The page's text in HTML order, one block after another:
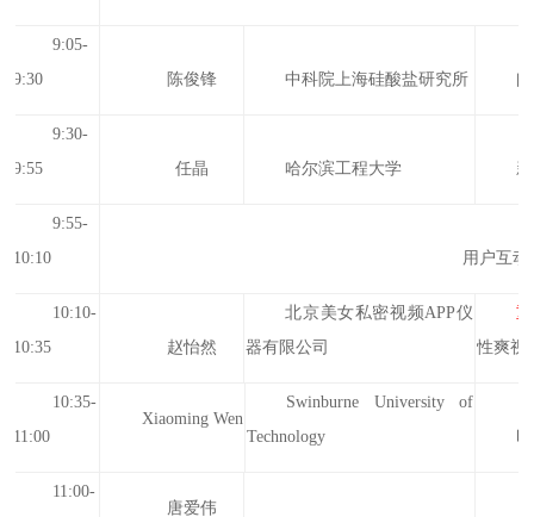
9:05-
9:30
陈俊锋 中科院上海硅酸盐研究所
9:30-
9:55
任晶 哈尔滨工程大学
9:55-
10:10
用户互动
10:10-
10:35
赵怡然
北京美女私密视频APP仪
器有限公司
性爽视
10:35-
11:00
Xiaoming Wen
Swinburne University of
Technology
11:00-
唐爱伟